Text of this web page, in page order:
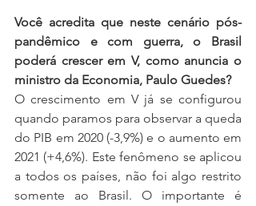
Você acredita que neste cenário pós-
pandêmico e com guerra, o Brasil
poderá crescer em V, como anuncia o
ministro da Economia, Paulo Guedes?
O crescimento em V já se configurou
quando paramos para observar a queda
do PIB em 2020 (-3,9%) e o aumento em
2021 (+4,6%). Este fenômeno se aplicou
a todos os países, não foi algo restrito
somente ao Brasil. O importante é